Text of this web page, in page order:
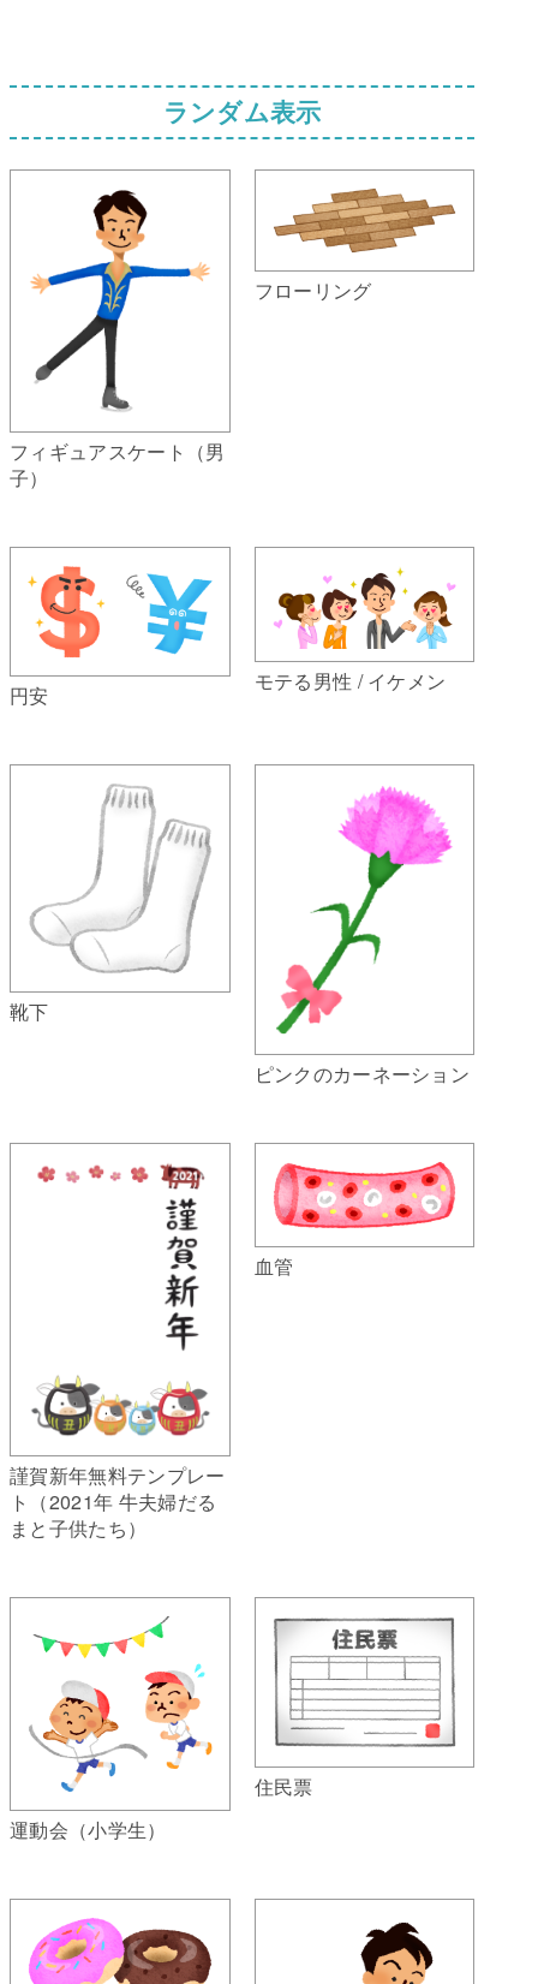
ランダム表示
フィギュアスケート（男
子）
フローリング
円安
モテる男性 / イケメン
靴下
ピンクのカーネーション
謹賀新年無料テンプレー
ト（2021年 牛夫婦だる
まと子供たち）
血管
運動会（小学生）
住民票